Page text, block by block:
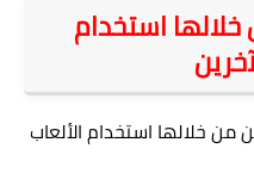
استخدام
خلالها استخدام الألعاب